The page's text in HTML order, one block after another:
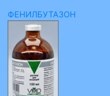
ФЕНИЛБУТАЗОН